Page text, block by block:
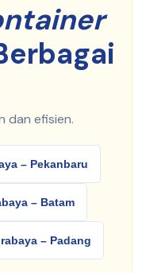
dan efisien.
– Pekanbaru
– Batam
– Padang